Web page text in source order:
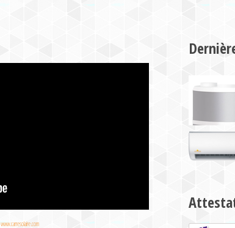
www.carresolaire.com